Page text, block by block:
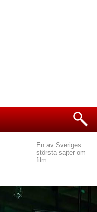
En av Sveriges
största sajter om
film.